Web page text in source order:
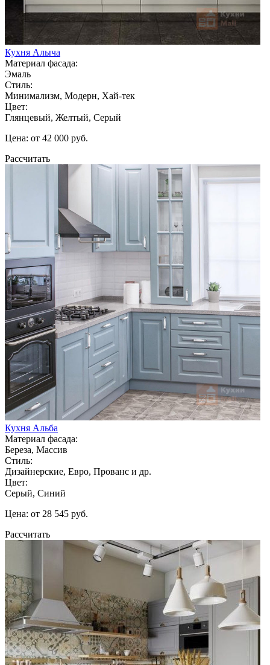
Кухня Алыча
Материал фасада:
Эмаль
Стиль:
Минимализм, Модерн, Хай-тек
Цвет:
Глянцевый, Желтый, Серый
Цена: от 42 000 руб.
Рассчитать
Кухня Альба
Материал фасада:
Береза, Массив
Стиль:
Дизайнерские, Евро, Прованс и др.
Цвет:
Серый, Синий
Цена: от 28 545 руб.
Рассчитать